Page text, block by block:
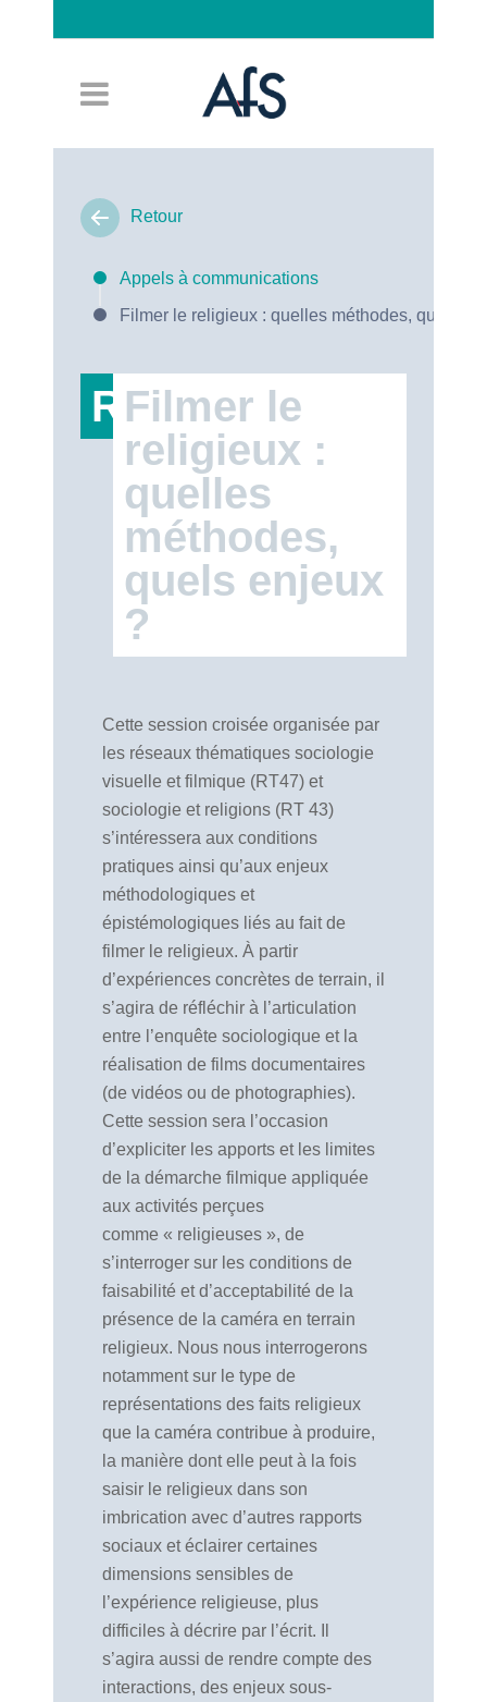
Retour
Appels à communications
Filmer le religieux : quelles méthodes, quels
RT47
Filmer le
religieux :
quelles
méthodes,
quels enjeux
?
Cette session croisée organisée par
les réseaux thématiques sociologie
visuelle et filmique (RT47) et
sociologie et religions (RT 43)
s’intéressera aux conditions
pratiques ainsi qu’aux enjeux
méthodologiques et
épistémologiques liés au fait de
filmer le religieux. À partir
d’expériences concrètes de terrain, il
s’agira de réfléchir à l’articulation
entre l’enquête sociologique et la
réalisation de films documentaires
(de vidéos ou de photographies).
Cette session sera l’occasion
d’expliciter les apports et les limites
de la démarche filmique appliquée
aux activités perçues
comme « religieuses », de
s’interroger sur les conditions de
faisabilité et d’acceptabilité de la
présence de la caméra en terrain
religieux. Nous nous interrogerons
notamment sur le type de
représentations des faits religieux
que la caméra contribue à produire,
la manière dont elle peut à la fois
saisir le religieux dans son
imbrication avec d’autres rapports
sociaux et éclairer certaines
dimensions sensibles de
l’expérience religieuse, plus
difficiles à décrire par l’écrit. Il
s’agira aussi de rendre compte des
interactions, des enjeux sous-